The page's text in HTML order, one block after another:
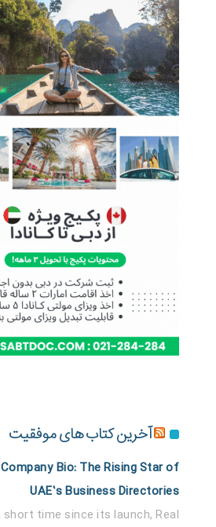
آخرین کتاب های موفقیت
Bio: The Rising Star of
UAE’s Business Directories
short time since its launch, Real